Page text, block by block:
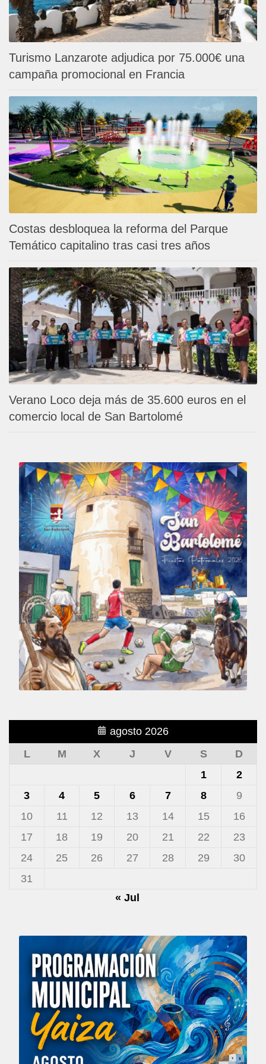
Turismo Lanzarote adjudica por 75.000€ una
campaña promocional en Francia
Costas desbloquea la reforma del Parque
Temático capitalino tras casi tres años
Verano Loco deja más de 35.600 euros en el
comercio local de San Bartolomé
agosto 2026
L
M X J V S
D
1
2
3
4 5 6 7 8
9
10
11 12 13 14 15
16
17
18 19 20 21 22
23
24
25 26 27 28 29
30
31
« Jul